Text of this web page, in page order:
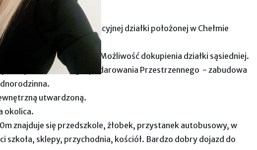
się z ofertą atrakcyjnej działki położonej w Chełmie
o powierzchni 1500m2. Możliwość dokupienia działki sąsiedniej.
Planem Zagospodarowania Przestrzennego - zabudowa
utwardzoną.
okolica.
znajduje się przedszkole, żłobek, przystanek autobusowy, w
szkoła, sklepy, przychodnia, kościół. Bardzo dobry dojazd do